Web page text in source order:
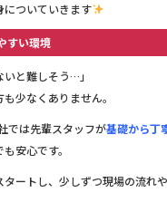
についていきます
すい環境
いと難しそう…」
少なくありません。
では先輩スタッフが基礎から丁
安心です。
ートし、少しずつ現場の流れ